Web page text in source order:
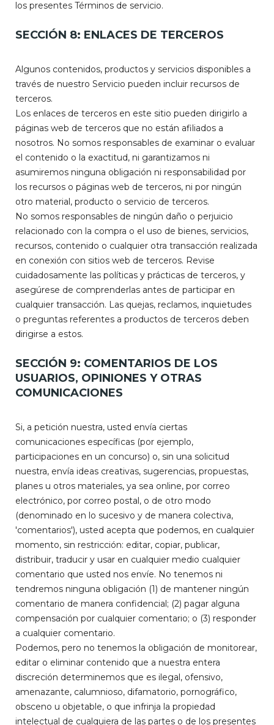
los presentes Términos de servicio.
SECCIÓN 8: ENLACES DE TERCEROS
Algunos contenidos, productos y servicios disponibles a
través de nuestro Servicio pueden incluir recursos de
terceros.
Los enlaces de terceros en este sitio pueden dirigirlo a
páginas web de terceros que no están afiliados a
nosotros. No somos responsables de examinar o evaluar
el contenido o la exactitud, ni garantizamos ni
asumiremos ninguna obligación ni responsabilidad por
los recursos o páginas web de terceros, ni por ningún
otro material, producto o servicio de terceros.
No somos responsables de ningún daño o perjuicio
relacionado con la compra o el uso de bienes, servicios,
recursos, contenido o cualquier otra transacción realizada
en conexión con sitios web de terceros. Revise
cuidadosamente las políticas y prácticas de terceros, y
asegúrese de comprenderlas antes de participar en
cualquier transacción. Las quejas, reclamos, inquietudes
o preguntas referentes a productos de terceros deben
dirigirse a estos.
SECCIÓN 9: COMENTARIOS DE LOS
USUARIOS, OPINIONES Y OTRAS
COMUNICACIONES
Si, a petición nuestra, usted envía ciertas
comunicaciones específicas (por ejemplo,
participaciones en un concurso) o, sin una solicitud
nuestra, envía ideas creativas, sugerencias, propuestas,
planes u otros materiales, ya sea online, por correo
electrónico, por correo postal, o de otro modo
(denominado en lo sucesivo y de manera colectiva,
'comentarios'), usted acepta que podemos, en cualquier
momento, sin restricción: editar, copiar, publicar,
distribuir, traducir y usar en cualquier medio cualquier
comentario que usted nos envíe. No tenemos ni
tendremos ninguna obligación (1) de mantener ningún
comentario de manera confidencial; (2) pagar alguna
compensación por cualquier comentario; o (3) responder
a cualquier comentario.
Podemos, pero no tenemos la obligación de monitorear,
editar o eliminar contenido que a nuestra entera
discreción determinemos que es ilegal, ofensivo,
amenazante, calumnioso, difamatorio, pornográfico,
obsceno u objetable, o que infrinja la propiedad
intelectual de cualquiera de las partes o de los presentes